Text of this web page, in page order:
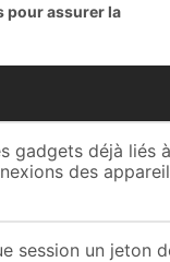
pour assurer la
gadgets déjà liés
des
session un jeton